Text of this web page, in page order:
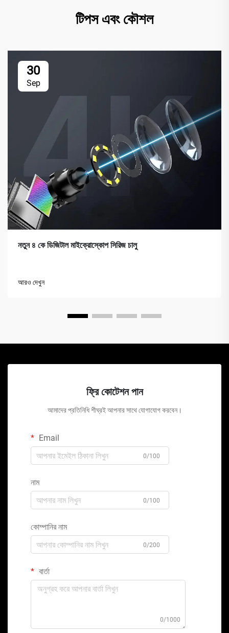
টিপস এবং কৌশল
30
Sep
নতুন ৪ কে ডিজিটাল মাইক্রোস্কোপ সিরিজ চালু
আরও দেখুন
ফ্রি কোটেশন পান
আমাদের প্রতিনিধি শীঘ্রই আপনার সাথে যোগাযোগ করবেন।
Email
0/100
নাম
0/100
কোম্পানির নাম
0/200
বার্তা
0/1000